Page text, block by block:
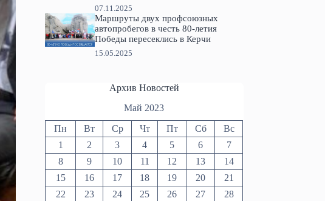
07.11.2025
Маршруты двух профсоюзных
автопробегов в честь 80-летия
Победы пересеклись в Керчи
15.05.2025
Архив Новостей
Май 2023
Пн Вт Ср Чт Пт Сб
Вс
1
2 3 4 5 6
7
8
9 10 11 12 13
14
15
16 17 18 19 20
21
22
23 24 25 26 27
28